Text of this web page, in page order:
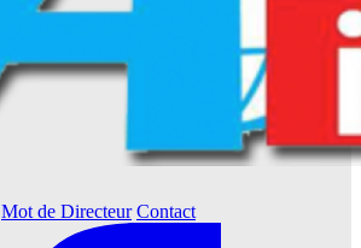
Mot de Directeur Contact